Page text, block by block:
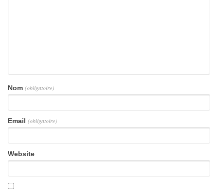
Nom (obligatoire)
Email (obligatoire)
Website